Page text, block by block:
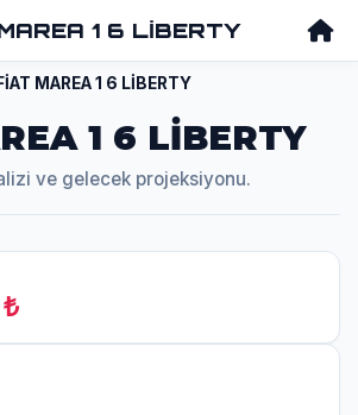
1 6 LİBERTY
FİAT MAREA 1 6 LİBERTY
1 6 LİBERTY
ve gelecek projeksiyonu.